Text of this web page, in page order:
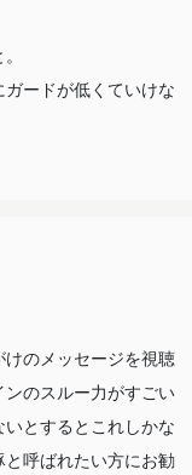
ードが低くていけな
のメッセージを視聴
のスルー力がすごい
とするとこれしかな
呼ばれたい方にお勧